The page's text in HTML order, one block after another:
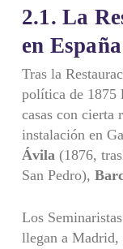
2.1. La
en España
Tras la
política de 1875
casas con cierta
instalación en
Ávila(1876,
San Pedro),
Los
llegan a Madrid,